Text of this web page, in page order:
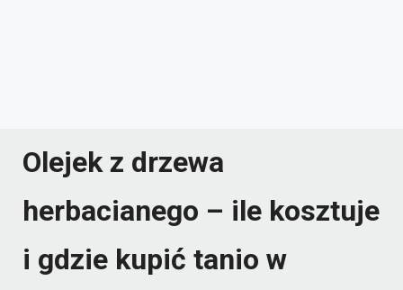
Olejek z drzewa
herbacianego – ile kosztuje
i gdzie kupić tanio w